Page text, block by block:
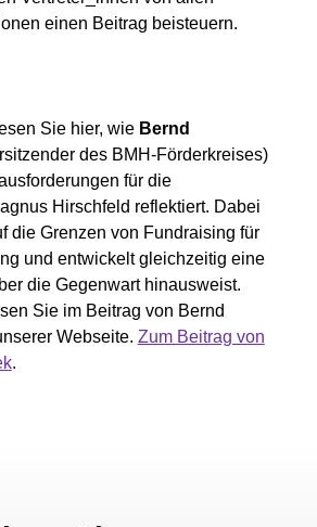
einen Beitrag beisteuern.
Sie hier, wie Bernd
des BMH-Förderkreises)
für die
Hirschfeld reflektiert. Dabei
die Grenzen von Fundraising für
und entwickelt gleichzeitig eine
die Gegenwart hinausweist.
Sie im Beitrag von Bernd
Webseite. Zum Beitrag von
.